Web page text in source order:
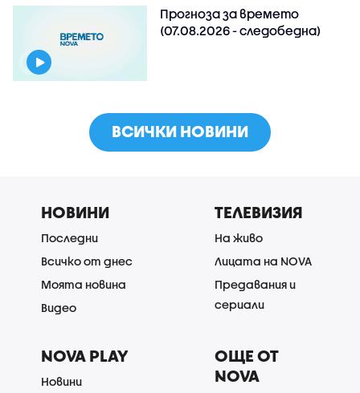
Прогноза за времето
(07.08.2026 - следобедна)
ВСИЧКИ НОВИНИ
НОВИНИ
Последни
Всичко от днес
Моята новина
Видео
ТЕЛЕВИЗИЯ
На живо
Лицата на NOVA
Предавания и
сериали
NOVA PLAY
Новини
ОЩЕ ОТ
NOVA